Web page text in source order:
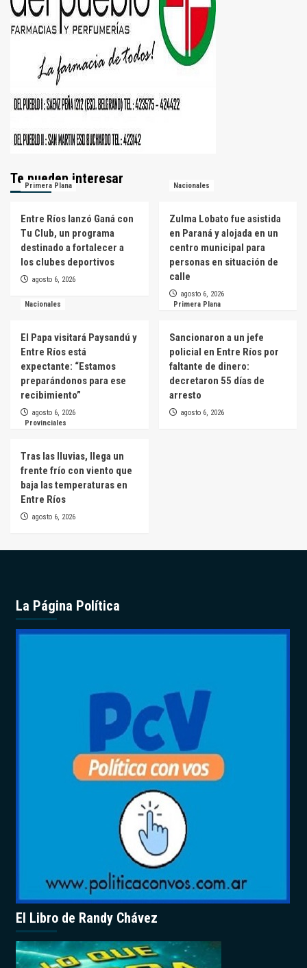
Te pueden interesar
Primera Plana
Entre Ríos lanzó Ganá con
Tu Club, un programa
destinado a fortalecer a
los clubes deportivos
agosto 6, 2026
Nacionales
Zulma Lobato fue asistida
en Paraná y alojada en un
centro municipal para
personas en situación de
calle
agosto 6, 2026
Nacionales
El Papa visitará Paysandú y
Entre Ríos está
expectante: “Estamos
preparándonos para ese
recibimiento”
agosto 6, 2026
Primera Plana
Sancionaron a un jefe
policial en Entre Ríos por
faltante de dinero:
decretaron 55 días de
arresto
agosto 6, 2026
Provinciales
Tras las lluvias, llega un
frente frío con viento que
baja las temperaturas en
Entre Ríos
agosto 6, 2026
La Página Política
El Libro de Randy Chávez